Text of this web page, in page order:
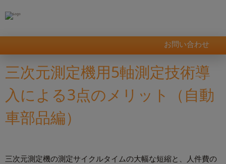
お問い合わせ
三次元測定機用5軸測定技術導
入による3点のメリット（自動
車部品編）
三次元測定機の測定サイクルタイムの大幅な短縮と、人件費の